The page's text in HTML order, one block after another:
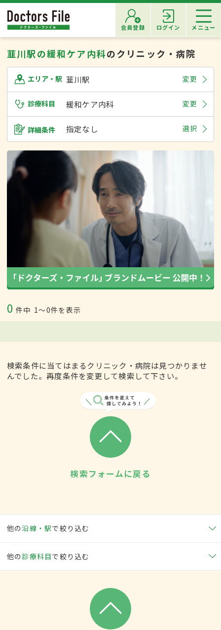
会員登録 ログイン メニュー
韮川駅の緩和ケア内科のクリニック・病院
エリア・駅 韮川駅 変更
診療科目 緩和ケア内科 変更
詳細条件 指定なし 選択
0 件中 1〜0件を表示
検索条件に当てはまるクリニック・病院は見つかりませ
んでした。再度条件を変更して検索して下さい。
検索フォームに戻る
他の沿線・駅で絞り込む
他の 診療科目で絞り込む